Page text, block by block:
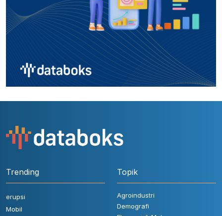
Trending
erupsi
Mobil
Topik
Agroindustri
Demografi